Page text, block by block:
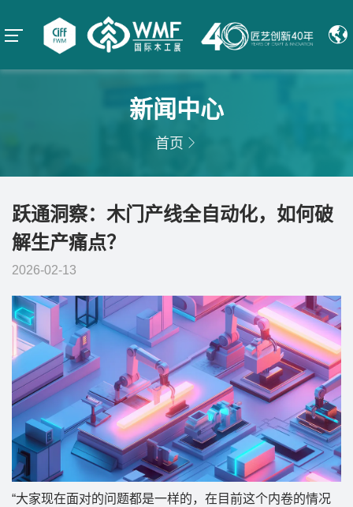
新闻中心
首页
跃通洞察：木门产线全自动化，如何破
解生产痛点？
2026-02-13
“大家现在面对的问题都是一样的，在目前这个内卷的情况